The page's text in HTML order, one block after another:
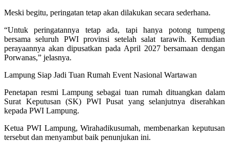
Meski begitu, peringatan tetap akan dilakukan secara sederhana.
“Untuk peringatannya tetap ada, tapi hanya potong tumpeng
bersama seluruh PWI provinsi setelah salat tarawih. Kemudian
perayaannya akan dipusatkan pada April 2027 bersamaan dengan
Porwanas,” jelasnya.
Lampung Siap Jadi Tuan Rumah Event Nasional Wartawan
Penetapan resmi Lampung sebagai tuan rumah dituangkan dalam
Surat Keputusan (SK) PWI Pusat yang selanjutnya diserahkan
kepada PWI Lampung.
Ketua PWI Lampung, Wirahadikusumah, membenarkan keputusan
tersebut dan menyambut baik penunjukan ini.